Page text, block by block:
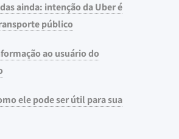
ainda: intenção da Uber é
público
ao usuário do
ele pode ser útil para sua